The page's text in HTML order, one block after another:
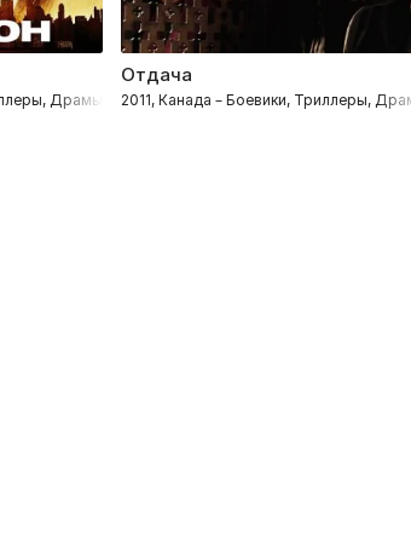
Драмы, Криминал, Боевики
Отдача
2011, Канада – Боевики, Триллеры,